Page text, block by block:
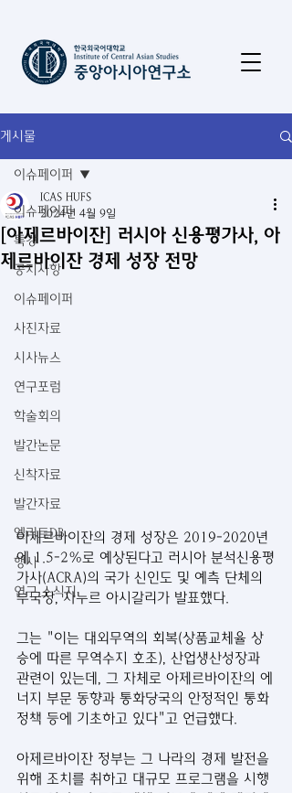
게시물
이슈페이퍼
특강
공지사항
이슈페이퍼
사진자료
시사뉴스
연구포럼
학술회의
발간논문
신착자료
발간자료
엘리트DB
행사
연구 소식지
이슈페이퍼
[아제르바이잔] 러시아 신용평가사, 아
제르바이잔 경제 성장 전망
ICAS HUFS
2024년 4월 9일
아제르바이잔의 경제 성장은 2019-2020년
에 1.5-2%로 예상된다고 러시아 분석신용평
가사(ACRA)의 국가 신인도 및 예측 단체의
부국장, 자누르 아시갈리가 발표했다.
그는 "이는 대외무역의 회복(상품교체율 상
승에 따른 무역수지 호조), 산업생산성장과
관련이 있는데, 그 자체로 아제르바이잔의 에
너지 부문 동향과 통화당국의 안정적인 통화
정책 등에 기초하고 있다"고 언급했다.
아제르바이잔 정부는 그 나라의 경제 발전을
위해 조치를 취하고 대규모 프로그램을 시행